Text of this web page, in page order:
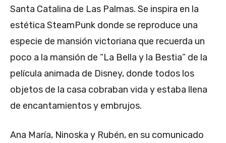
Santa Catalina de Las Palmas. Se inspira en la
estética SteamPunk donde se reproduce una
especie de mansión victoriana que recuerda un
poco a la mansión de “La Bella y la Bestia” de la
película animada de Disney, donde todos los
objetos de la casa cobraban vida y estaba llena
de encantamientos y embrujos.
Ana María, Ninoska y Rubén, en su comunicado